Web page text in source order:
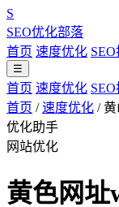
S
SEO优化部落
首页 速度优化
☰
首页 速度优化
首页 / 速度优化 / 黄
优化助手
网站优化
黄色网址